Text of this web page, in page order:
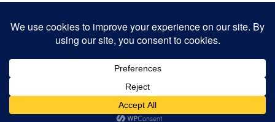
Black and White Power
Mis macrofotografías
Teresita Rivas
Funciona gracias a WordPress